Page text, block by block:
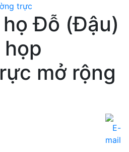
trực
Đỗ (Đậu)
mở rộng